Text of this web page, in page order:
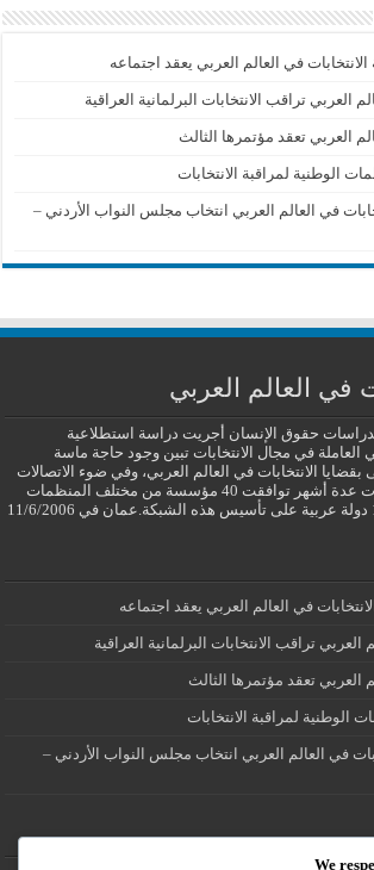
في العالم العربي يعقد اجتماعه
العربي تراقب الانتخابات البرلمانية العراقية
العربي تعقد مؤتمرها الثالث
الوطنية لمراقبة الانتخابات
في العالم العربي انتخاب مجلس النواب الأردني –
في العالم العربي
حقوق الإنسان أجريت دراسة استطلاعية
في مجال الانتخابات تبين وجود حاجة ماسة
الانتخابات في العالم العربي، وفي ضوء الاتصالات
والمشاورات التي استمرت عدة أشهر توافقت 40 مؤسسة من مختلف المنظمات
في العالم العربي يعقد اجتماعه
تراقب الانتخابات البرلمانية العراقية
العربي تعقد مؤتمرها الثالث
الوطنية لمراقبة الانتخابات
في العالم العربي انتخاب مجلس النواب الأردني –
We